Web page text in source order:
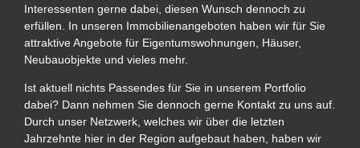
Interessenten gerne dabei, diesen Wunsch dennoch zu
erfüllen. In unseren Immobilienangeboten haben wir für Sie
attraktive Angebote für Eigentumswohnungen, Häuser,
Neubauobjekte und vieles mehr.
Ist aktuell nichts Passendes für Sie in unserem Portfolio
dabei? Dann nehmen Sie dennoch gerne Kontakt zu uns auf.
Durch unser Netzwerk, welches wir über die letzten
Jahrzehnte hier in der Region aufgebaut haben, haben wir